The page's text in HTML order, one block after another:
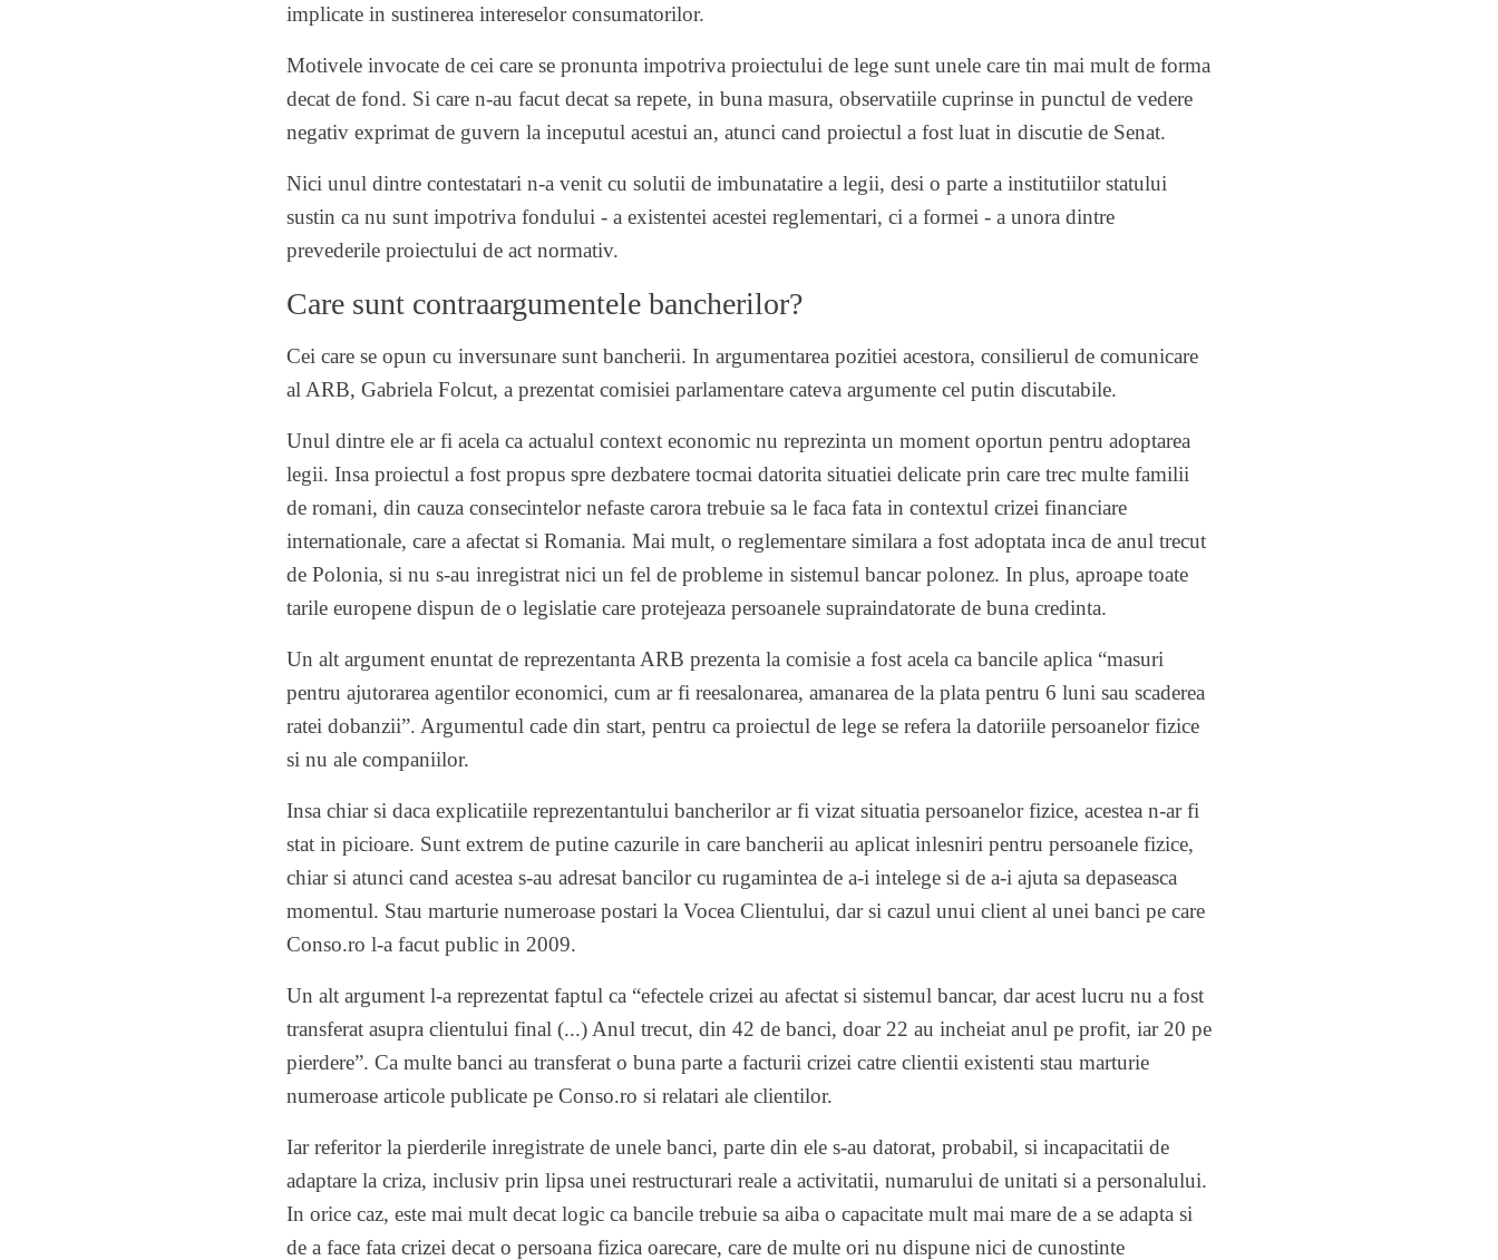
implicate in sustinerea intereselor consumatorilor.
Motivele invocate de cei care se pronunta impotriva proiectului de lege sunt unele care tin mai mult de forma
decat de fond. Si care n-au facut decat sa repete, in buna masura, observatiile cuprinse in punctul de vedere
negativ exprimat de guvern la inceputul acestui an, atunci cand proiectul a fost luat in discutie de Senat.
Nici unul dintre contestatari n-a venit cu solutii de imbunatatire a legii, desi o parte a institutiilor statului
sustin ca nu sunt impotriva fondului - a existentei acestei reglementari, ci a formei - a unora dintre
prevederile proiectului de act normativ.
Care sunt contraargumentele bancherilor?
Cei care se opun cu inversunare sunt bancherii. In argumentarea pozitiei acestora, consilierul de comunicare
al ARB, Gabriela Folcut, a prezentat comisiei parlamentare cateva argumente cel putin discutabile.
Unul dintre ele ar fi acela ca actualul context economic nu reprezinta un moment oportun pentru adoptarea
legii. Insa proiectul a fost propus spre dezbatere tocmai datorita situatiei delicate prin care trec multe familii
de romani, din cauza consecintelor nefaste carora trebuie sa le faca fata in contextul crizei financiare
internationale, care a afectat si Romania. Mai mult, o reglementare similara a fost adoptata inca deanul trecut
de Polonia, si nu s-au inregistrat nici un fel de probleme in sistemul bancar polonez. In plus, aproape toate
tarile europenedispun de o legislatie care protejeaza persoanele supraindatorate de buna credinta.
Un alt argument enuntat de reprezentanta ARB prezenta la comisie a fost acela ca bancile aplica “masuri
pentru ajutorarea agentilor economici, cum ar fi reesalonarea, amanarea de la plata pentru 6 luni sau scaderea
ratei dobanzii”. Argumentul cade din start, pentru ca proiectul de lege se refera la datoriile persoanelor fizice
si nu ale companiilor.
Insa chiar si daca explicatiile reprezentantului bancherilor ar fi vizat situatia persoanelor fizice, acestea n-ar fi
stat in picioare. Sunt extrem de putine cazurile in care bancherii au aplicat inlesniri pentru persoanele fizice,
chiar si atunci cand acestea s-au adresat bancilor cu rugamintea de a-i intelege si de a-i ajuta sa depaseasca
momentul. Stau marturie numeroase postari la Vocea Clientului, dar si cazul unui cliental unei banci pe care
Conso.ro l-a facut public in 2009.
Un alt argument l-a reprezentat faptul ca “efectele crizei au afectat si sistemul bancar, dar acest lucru nu a fost
transferat asupra clientului final (...) Anul trecut, din 42 de banci, doar 22 au incheiat anul pe profit, iar 20 pe
pierdere”. Ca multe banci au transferat o buna parte a facturii crizei catre clientii existenti stau marturie
numeroase articolepublicate pe Conso.ro si relatari ale clientilor.
Iar referitor la pierderile inregistrate de unele banci, parte din ele s-au datorat, probabil, si incapacitatii de
adaptare la criza, inclusiv prin lipsa unei restructurari reale a activitatii, numarului de unitati si a personalului.
In orice caz, este mai mult decat logic ca bancile trebuie sa aiba o capacitate mult mai mare de a se adapta si
de a face fata crizei decat o persoana fizica oarecare, care de multe ori nu dispune nici de cunostinte